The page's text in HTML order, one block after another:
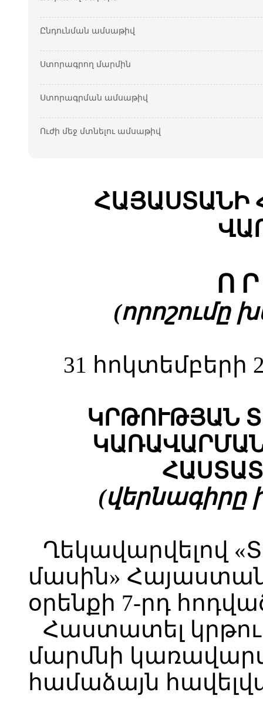
Ընդունման ամսաթիվ
Ստորագրող մարմին
Ստորագրման ամսաթիվ
Ուժի մեջ մտնելու ամսաթիվ
ՀԱՅԱՍՏԱՆԻ
Ո
(որոշումը
31 հոկտեմբերի
ԿՐԹՈՒԹՅԱՆ
(վերնագիրը
Ղեկավարվելով
մասին»
օրենքի 7-րդ
Հաստատել
մարմնի
համաձայն